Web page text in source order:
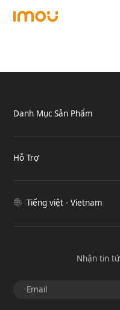
Danh Mục Sản Phẩm
Hỗ Trợ
Tiếng việt - Vietnam
Nhận tin